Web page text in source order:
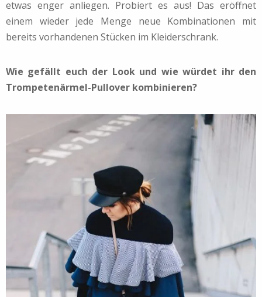
etwas enger anliegen. Probiert es aus! Das eröffnet
einem wieder jede Menge neue Kombinationen mit
bereits vorhandenen Stücken im Kleiderschrank.
Wie gefällt euch der Look und wie würdet ihr den
Trompetenärmel-Pullover kombinieren?